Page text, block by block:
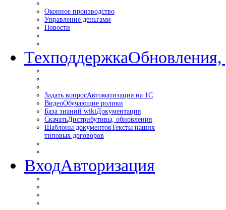
Оконное производство
Управление деньгами
Новости
Техподдержка
Задать вопросАвтоматизация на 1С
ВидеоОбучающие ролики
База знаний wikiДокументация
СкачатьДистрибутивы, обновления
Шаблоны документовТексты наших
типовых договоров
ВходАвторизация